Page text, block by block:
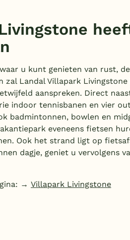
u kunt genieten van rust,
zal Landal Villapark
aanspreken. Direct
indoor tennisbanen en vier
badmintonnen, bowlen en
eveneens fietsen
Ook het strand ligt op
dagje, geniet u vervolgens
→ Villapark Livingstone